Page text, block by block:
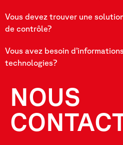
Vous devez trouver une
de contrôle?
Vous avez besoin
technologies?
NOUS